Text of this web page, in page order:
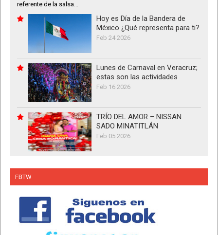
referente de la salsa...
Hoy es Día de la Bandera de
México ¿Qué representa para ti?
Feb 24 2026
Lunes de Carnaval en Veracruz;
estas son las actividades
Feb 16 2026
TRÍO DEL AMOR – NISSAN
SADO MINATITLÁN
Feb 05 2026
FBTW